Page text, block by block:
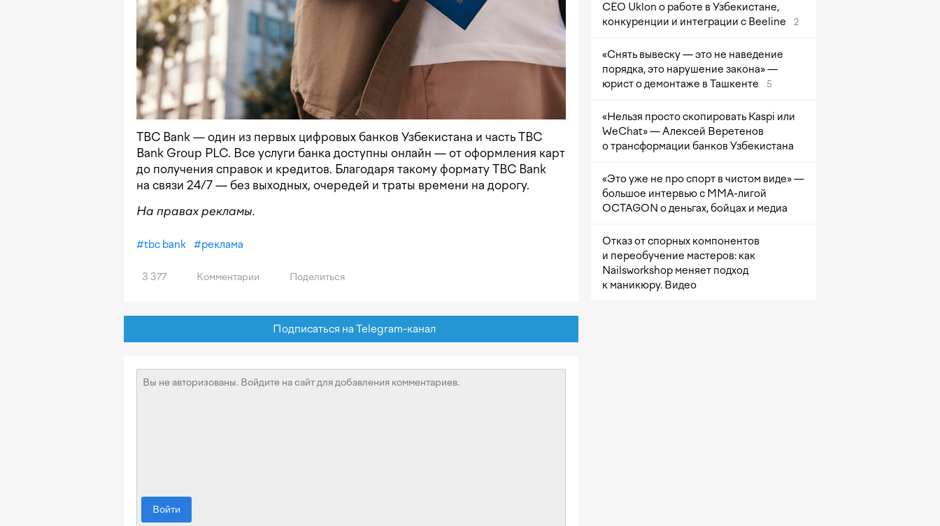
TBC Bank — один из первых цифровых банков Узбекистана и часть TBC
Bank Group PLC. Все услуги банка доступны онлайн — от оформления карт
до получения справок и кредитов. Благодаря такому формату TBC Bank
на связи 24/7 — без выходных, очередей и траты времени на дорогу.
На правах рекламы.
#tbc bank #реклама
3 377 Комментарии Поделиться
Подписаться на Telegram-канал
Войти
CEO Uklon о работе в Узбекистане,
конкуренции и интеграции с Beeline
2
«Снять вывеску — это не наведение
порядка, это нарушение закона» —
юрист о демонтаже в Ташкенте
5
«Нельзя просто скопировать Kaspi или
WeChat» — Алексей Веретенов
о трансформации банков Узбекистана
«Это уже не про спорт в чистом виде» —
большое интервью с ММА-лигой
OCTAGON о деньгах, бойцах и медиа
Отказ от спорных компонентов
и переобучение мастеров: как
Nailsworkshop меняет подход
к маникюру. Видео